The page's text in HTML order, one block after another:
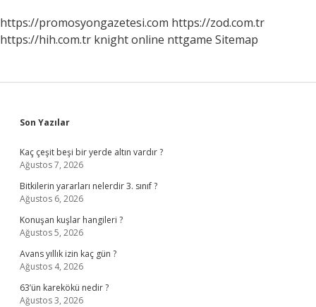
https://promosyongazetesi.com https://zod.com.tr
https://hih.com.tr knight online nttgame Sitemap
Sidebar
Son Yazılar
Kaç çeşit beşi bir yerde altın vardır ?
Ağustos 7, 2026
Bitkilerin yararları nelerdir 3. sınıf ?
Ağustos 6, 2026
Konuşan kuşlar hangileri ?
Ağustos 5, 2026
Avans yıllık izin kaç gün ?
Ağustos 4, 2026
63’ün karekökü nedir ?
Ağustos 3, 2026